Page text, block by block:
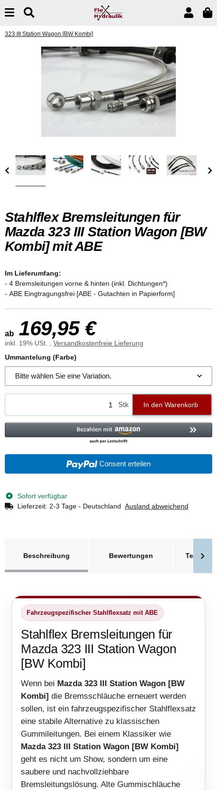
323 III Station Wagon [BW Kombi]
Stahlflex Bremsleitungen für
Mazda 323 III Station Wagon [BW
Kombi] mit ABE
Im Lieferumfang:
- 4 Bremsleitungen vorne & hinten (inkl. Dichtungen*)
- ABE Eingtragungsfrei [ABE - Gutachten in Papierform]
ab 169,95 €
inkl. 19% USt. , Versandkostenfreie Lieferung
Ummantelung (Farbe)
Bitte wählen Sie eine Variation.
Stk In den Warenkorb
Consent erteilen
Sofort verfügbar
Lieferzeit: 2-3 Tage - Deutschland Ausland abweichend
Beschreibung
Bewertungen
Fahrzeugspezifischer Stahlflexsatz mit ABE
Stahlflex Bremsleitungen für
Mazda 323 III Station Wagon
[BW Kombi]
Wenn bei Mazda 323 III Station Wagon [BW
Kombi] die Bremsschläuche erneuert werden
sollen, ist ein fahrzeugspezifischer Stahlflexsatz
eine stabile Alternative zu klassischen
Gummileitungen. Bei einem Klassiker wie
Mazda 323 III Station Wagon [BW Kombi]
geht es nicht um Show, sondern um eine
saubere und nachvollziehbare
Bremsleitungslösung. Alte Gummischläuche